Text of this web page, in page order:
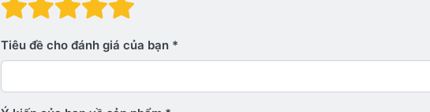
Đánh giá: 4 trên 5 sao.
Đánh giá: 3 trên 5 sao.
Đánh giá: 2 trên 5 sao.
Đánh giá: 1 trên 5 sao. Xấu
Tiêu đề cho đánh giá của bạn